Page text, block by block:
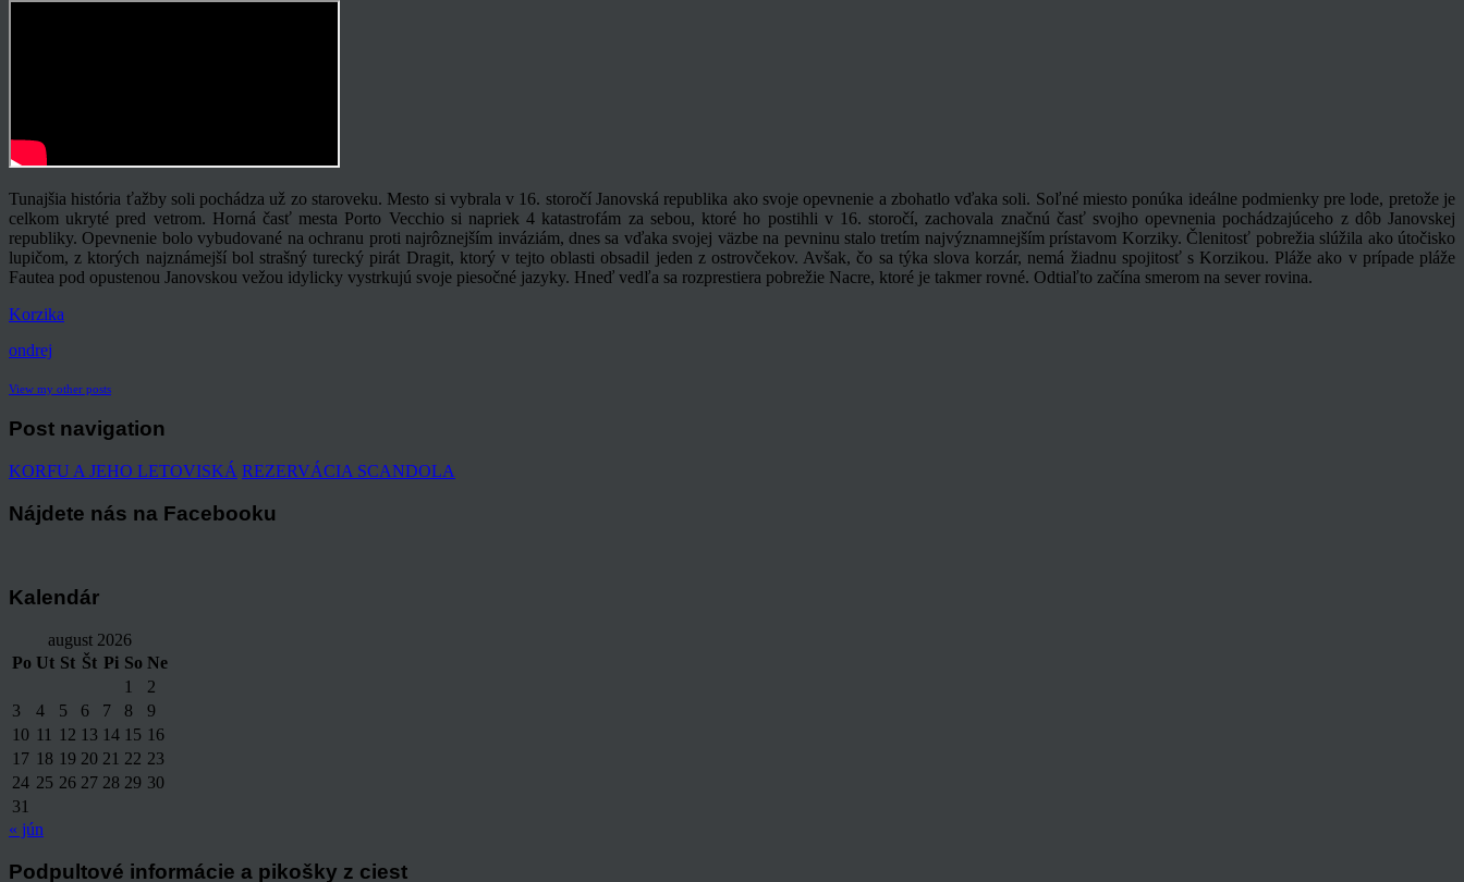
Tunajšia história ťažby soli pochádza už zo staroveku. Mesto si vybrala v 16. storočí Janovská republika ako svoje opevnenie a zbohatlo vďaka soli. Soľné miesto ponúka ideálne podmienky pre lode, pretože je
celkom ukryté pred vetrom. Horná časť mesta Porto Vecchio si napriek 4 katastrofám za sebou, ktoré ho postihli v 16. storočí, zachovala značnú časť svojho opevnenia pochádzajúceho z dôb Janovskej
republiky. Opevnenie bolo vybudované na ochranu proti najrôznejším inváziám, dnes sa vďaka svojej väzbe na pevninu stalo tretím najvýznamnejším prístavom Korziky. Členitosť pobrežia slúžila ako útočisko
lupičom, z ktorých najznámejší bol strašný turecký pirát Dragit, ktorý v tejto oblasti obsadil jeden z ostrovčekov. Avšak, čo sa týka slova korzár, nemá žiadnu spojitosť s Korzikou. Pláže ako v prípade pláže
Fautea pod opustenou Janovskou vežou idylicky vystrkujú svoje piesočné jazyky. Hneď vedľa sa rozprestiera pobrežie Nacre, ktoré je takmer rovné. Odtiaľto začína smerom na sever rovina.
Korzika
ondrej
View my other posts
Post navigation
KORFU A JEHO LETOVISKÁ REZERVÁCIA SCANDOLA
Nájdete nás na Facebooku
Kalendár
august 2026
Po Ut St Št Pi So Ne
1
2
3
4 5 6 7 8
9
10 11 12 13 14 15 16
17 18 19 20 21 22 23
24 25 26 27 28 29 30
31
« jún
Podpultové informácie a pikošky z ciest